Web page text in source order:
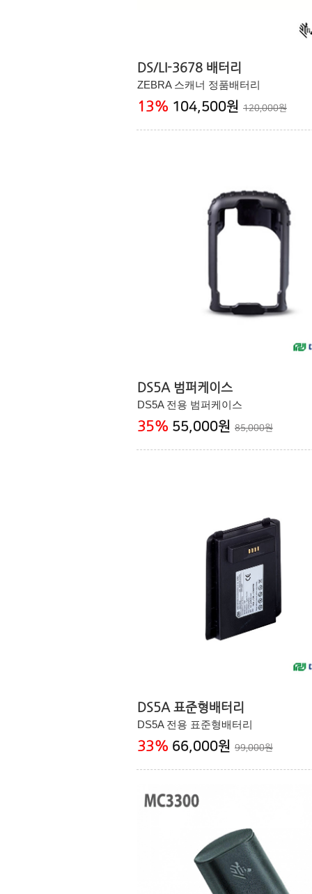
DS/LI-3678 배터리
ZEBRA 스캐너 정품배터리
13% 104,500원 120,000원
DS5A 범퍼케이스
DS5A 전용 범퍼케이스
35% 55,000원 85,000원
DS5A 표준형배터리
DS5A 전용 표준형배터리
33% 66,000원 99,000원